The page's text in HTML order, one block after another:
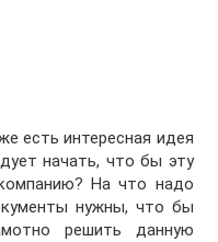
есть интересная идея
начать, что бы эту
На что надо
нужны, что бы
решить данную